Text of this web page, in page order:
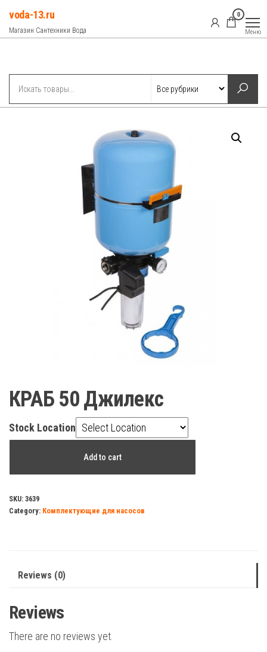
Перейти
содержимому
voda-13.ru
Магазин Сантехники Вода
0
Меню
КРАБ 50 Джилекс
Stock Location
quantity
Add to cart
SKU: 3639
Category: Комплектующие для насосов
Reviews (0)
Reviews
There are no reviews yet.